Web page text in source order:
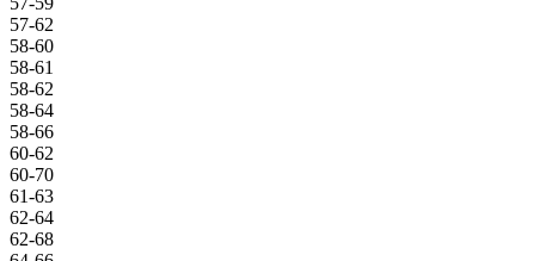
57-62
58-60
58-61
58-62
58-64
58-66
60-62
60-70
61-63
62-64
62-68